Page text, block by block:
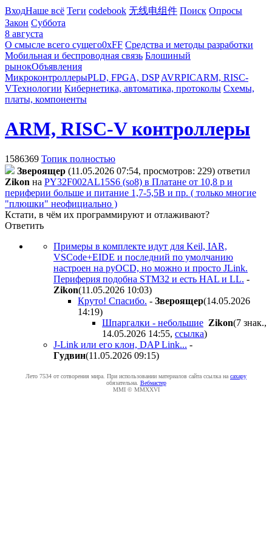
ВходНаше всё Теги codebook 无线电组件 Поиск Опросы
Закон Суббота
8 августа
О смысле всего сущего0xFF Средства и методы разработки
Мобильная и беспроводная связь Блошиный
рынокОбъявления
МикроконтроллерыPLD, FPGA, DSP AVRPICARM, RISC-
VТехнологии Кибернетика, автоматика, протоколы Схемы,
платы, компоненты
ARM, RISC-V контроллеры
1586369 Топик полностью
Звepoящep (11.05.2026 07:54, просмотров: 229) ответил
Zikon на PY32F002AL15S6 (so8) в Платане от 10,8 р и
периферии больше и питание 1,7-5,5В и пр. ( только многие
"плюшки" неофициально )
Кстати, в чём их программируют и отлаживают?
Ответить
Примеры в комплекте идут для Keil, IAR,
VSCode+EIDE и последний по умолчанию
настроен на pyOCD, но можно и просто JLink.
Периферия подобна STM32 и есть HAL и LL. -
Zikon(11.05.2026 10:03)
Круто! Спасибо. - Звepoящep(14.05.2026
14:19)
Шпаргалки - небольшие Zikon(7 знак.,
14.05.2026 14:55, ссылка)
J-Link или его клон, DAP Link... -
Гyдвин(11.05.2026 09:15)
Лето 7534 от сотворения мира. При использовании материалов сайта ссылка на caxapу
обязательна. Вебмастер
MMI © MMXXVI